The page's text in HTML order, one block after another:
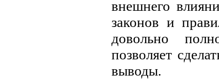
внешнего
законов и
довольно
позволяет
выводы.